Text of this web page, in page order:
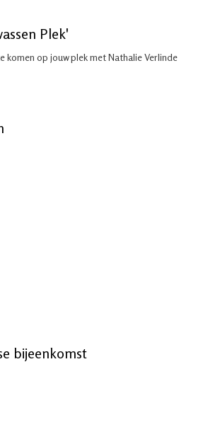
Plek'
komen op jouw plek met Nathalie Verlinde
bijeenkomst